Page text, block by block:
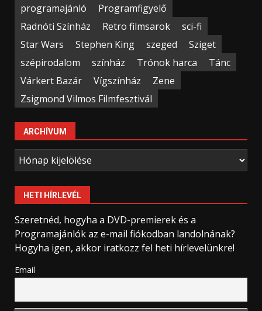
programajánló
Programfigyelő
Radnóti Színház
Retro filmsarok
sci-fi
Star Wars
Stephen King szeged
Sziget
szépirodalom
színház Trónok harca
Tánc
Várkert Bazár
Vígszínház
Zene
Zsigmond Vilmos Filmfesztivál
ARCHÍVUM
Archívum
HETI HÍRLEVÉL
Szeretnéd, hogyha a DVD-premierek és a
Programajánlók az e-mail fiókodban landolnának?
Hogyha igen, akkor iratkozz fel heti hírlevelünkre!
Email